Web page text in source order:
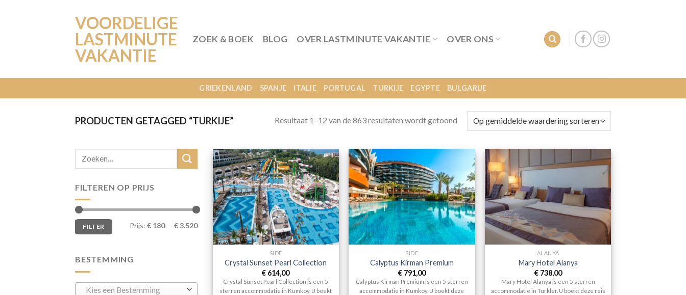
VOORDELIGE
LASTMINUTE
VAKANTIE
ZOEK & BOEK BLOG OVER LASTMINUTE VAKANTIE OVER ONS
GRIEKENLAND SPANJE ITALIE PORTUGAL TURKIJE EGYPTE BULGARIJE
PRODUCTEN GETAGGED “TURKIJE” Resultaat 1–12 van de 863 resultaten wordt getoond
FILTEREN OP PRIJS
Min.
prijs
Max.
prijsFILTER Prijs: € 180— € 3.520
BESTEMMING
Kies een Bestemming
SIDE
Crystal Sunset Pearl Collection
€ 614,00
Crystal Sunset Pearl Collection is een 5
sterren accommodatie in Kumkoy. U boekt
SIDE
Calyptus Kirman Premium
€791,00
Calyptus Kirman Premium is een 5 sterren
accommodatie in Kumkoy. U boekt deze
ALANYA
Mary Hotel Alanya
€738,00
Mary Hotel Alanya is een 5 sterren
accommodatie in Turkler. U boekt deze reis